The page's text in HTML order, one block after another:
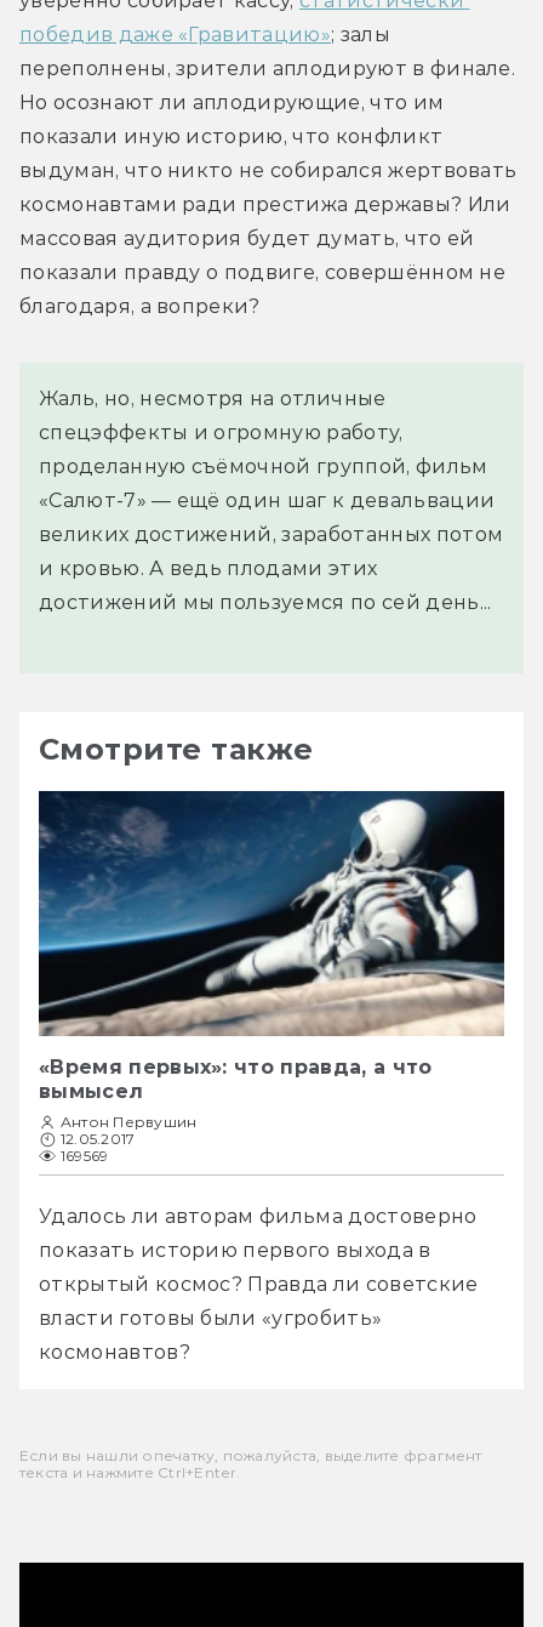
победив даже «Гравитацию»; залы
переполнены, зрители аплодируют в финале.
Но осознают ли аплодирующие, что им
показали иную историю, что конфликт
выдуман, что никто не собирался жертвовать
космонавтами ради престижа державы? Или
массовая аудитория будет думать, что ей
показали правду о подвиге, совершённом не
благодаря, а вопреки?
Жаль, но, несмотря на отличные
спецэффекты и огромную работу,
проделанную съёмочной группой, фильм
«Салют-7» — ещё один шаг к девальвации
великих достижений, заработанных потом
и кровью. А ведь плодами этих
достижений мы пользуемся по сей день...
Смотрите также
«Время первых»: что правда, а что
вымысел
Антон Первушин
12.05.2017
169569
Удалось ли авторам фильма достоверно
показать историю первого выхода в
открытый космос? Правда ли советские
власти готовы были «угробить»
космонавтов?
Если вы нашли опечатку, пожалуйста, выделите фрагмент
текста и нажмите Ctrl+Enter.